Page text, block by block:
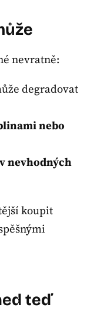
nevratně:
degradovat
nebo
nevhodných
koupit
teď